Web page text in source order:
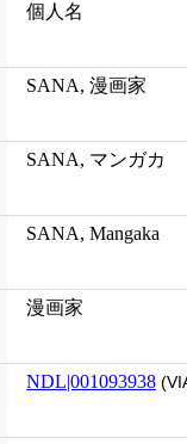
個人名
SANA, 漫画家
SANA, マンガカ
SANA, Mangaka
漫画家
NDL|001093938